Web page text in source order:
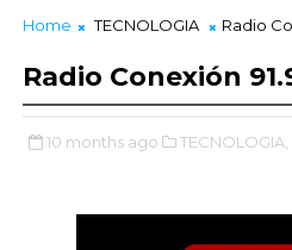
Home TECNOLOGIA Radio
Radio Conexión
10 months ago TECNOLOGIA,